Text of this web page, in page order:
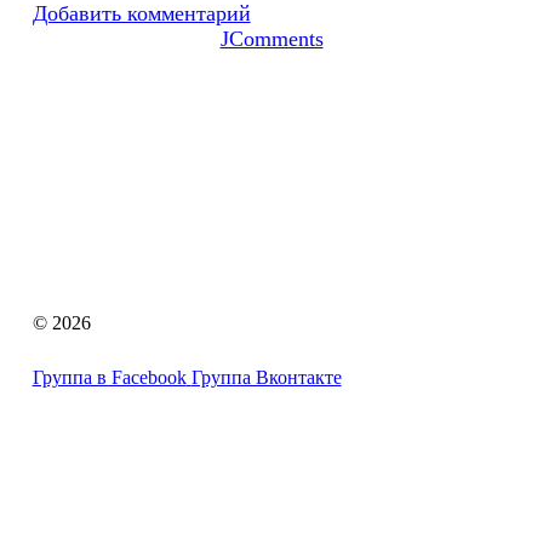
Добавить комментарий
JComments
© 2026
Группа в Facebook Группа Вконтакте